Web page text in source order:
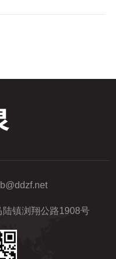
镇浏翔公路1908号